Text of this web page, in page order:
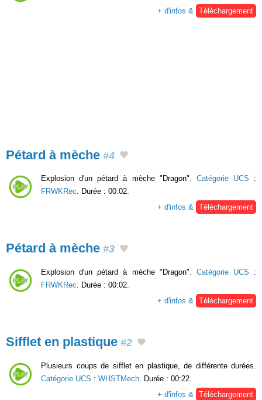
+ d'infos &
Téléchargement
Pétard à mèche #4
Explosion d'un pétard à mèche "Dragon". Catégorie UCS :
FRWKRec. Durée : 00:02.
+ d'infos & Téléchargement
Pétard à mèche #3
Explosion d'un pétard à mèche "Dragon". Catégorie UCS :
FRWKRec . Durée : 00:02.
+ d'infos &
Téléchargement
Sifflet en plastique #2
Plusieurs coups de sifflet en plastique, de différente durées.
Catégorie UCS : WHSTMech . Durée : 00:22.
+ d'infos &
Téléchargement